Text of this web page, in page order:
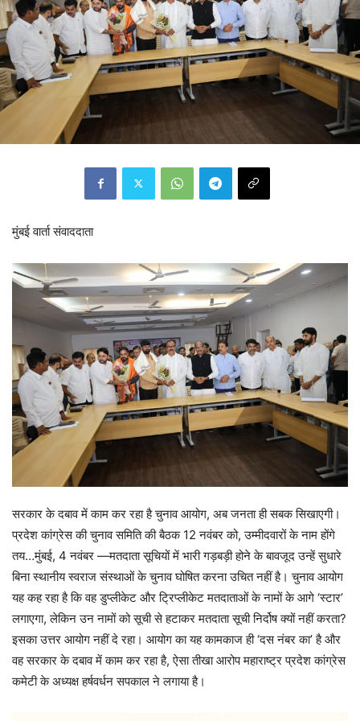
मुंबई वार्ता संवाददाता
सरकार के दबाव में काम कर रहा है चुनाव आयोग, अब जनता ही सबक सिखाएगी।
प्रदेश कांग्रेस की चुनाव समिति की बैठक 12 नवंबर को, उम्मीदवारों के नाम होंगे
तय…मुंबई, 4 नवंबर —मतदाता सूचियों में भारी गड़बड़ी होने के बावजूद उन्हें सुधारे
बिना स्थानीय स्वराज संस्थाओं के चुनाव घोषित करना उचित नहीं है। चुनाव आयोग
यह कह रहा है कि वह डुप्लीकेट और ट्रिप्लीकेट मतदाताओं के नामों के आगे ‘स्टार’
लगाएगा, लेकिन उन नामों को सूची से हटाकर मतदाता सूची निर्दोष क्यों नहीं करता?
इसका उत्तर आयोग नहीं दे रहा। आयोग का यह कामकाज ही ‘दस नंबर का’ है और
वह सरकार के दबाव में काम कर रहा है, ऐसा तीखा आरोप महाराष्ट्र प्रदेश कांग्रेस
कमेटी के अध्यक्ष हर्षवर्धन सपकाल ने लगाया है।